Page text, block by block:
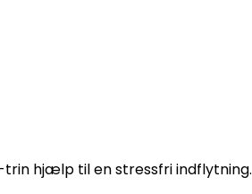
hjælp til en stressfri indflytning.